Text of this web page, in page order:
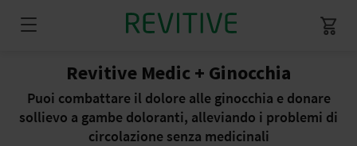
Revitive Medic + Ginocchia
Puoi combattare il dolore alle ginocchia e donare
sollievo a gambe doloranti, alleviando i problemi di
circolazione senza medicinali